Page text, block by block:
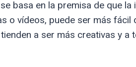
basa en la premisa de que
o vídeos, puede ser más fácil
a ser más creativas y a